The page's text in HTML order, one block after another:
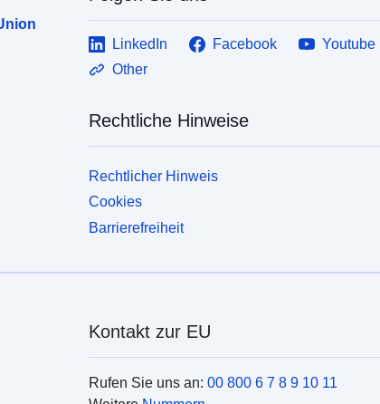
LinkedIn Facebook
Youtube
Other
Rechtliche Hinweise
Rechtlicher Hinweis
Cookies
Barrierefreiheit
Kontakt zur EU
Rufen Sie uns an: 00 800 6 7 8 9 10 11